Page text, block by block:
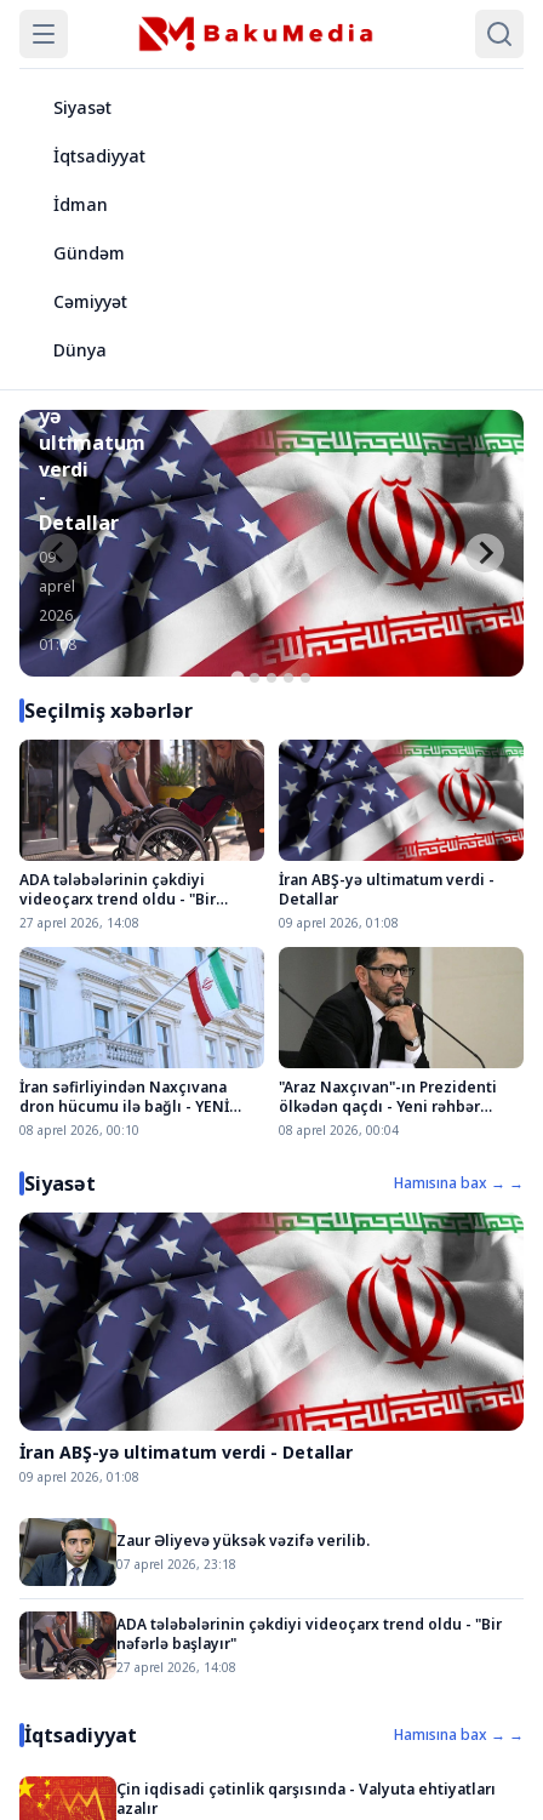
Siyasət
İqtsadiyyat
İdman
Gündəm
Cəmiyyət
Dünya
İran
ABŞ-
yə
ultimatum
verdi
-
Detallar
09
aprel
2026,
01:08
Seçilmiş xəbərlər
ADA tələbələrinin çəkdiyi
videoçarx trend oldu - "Bir
nəfərlə başlayır"
27 aprel 2026, 14:08
İran ABŞ-yə ultimatum verdi -
Detallar
09 aprel 2026, 01:08
İran səfirliyindən Naxçıvana
dron hücumu ilə bağlı - YENİ
AÇIQLAMA
08 aprel 2026, 00:10
"Araz Naxçıvan"-ın Prezidenti
ölkədən qaçdı - Yeni rəhbər
Ceyhun Sultanov olacaq
08 aprel 2026, 00:04
Siyasət Hamısına bax → →
İran ABŞ-yə ultimatum verdi - Detallar
09 aprel 2026, 01:08
Zaur Əliyevə yüksək vəzifə verilib.
07 aprel 2026, 23:18
ADA tələbələrinin çəkdiyi videoçarx trend oldu - "Bir
nəfərlə başlayır"
27 aprel 2026, 14:08
İqtsadiyyat Hamısına bax → →
Çin iqdisadi çətinlik qarşısında - Valyuta ehtiyatları
azalır